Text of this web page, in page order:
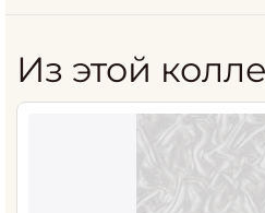
Из этой